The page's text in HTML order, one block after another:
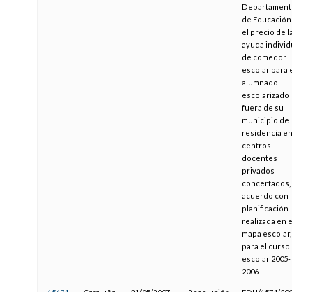
Departamento
de Educación y
el precio de la
ayuda individual
de comedor
escolar para el
alumnado
escolarizado
fuera de su
municipio de
residencia en
centros
docentes
privados
concertados, de
acuerdo con la
planificación
realizada en el
mapa escolar,
para el curso
escolar 2005-
2006